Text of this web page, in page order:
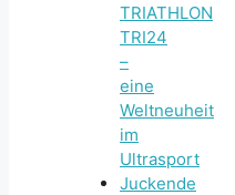
TRIATHLON
TRI24
–
eine
Weltneuheit
im
Ultrasport
Juckende